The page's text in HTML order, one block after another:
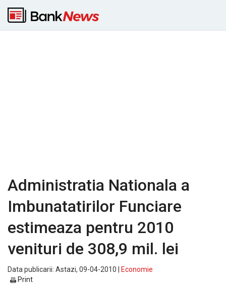
Administratia Nationala a
Imbunatatirilor Funciare
estimeaza pentru 2010
venituri de 308,9 mil. lei
Data publicarii: Astazi, 09-04-2010 |
Economie
Print